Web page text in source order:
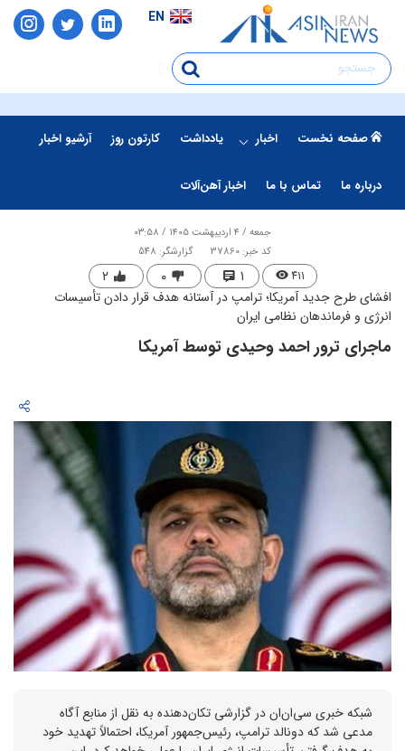
EN
صفحه نخست اخبار یادداشت کارتون روز آرشیو اخبار
درباره ما تماس با ما اخبار آهن‌آلات
جمعه / ۴ اردیبهشت ۱۴۰۵ / ۰۳:۵۸
کد خبر: 37860
گزارشگر: 548
۴۱۱ ۱ ۰ ۲
افشای طرح جدید آمریکا؛ ترامپ در آستانه هدف قرار دادن تأسیسات
انرژی و فرماندهان نظامی ایران
ماجرای ترور احمد وحیدی توسط آمریکا
شبکه خبری سی‌ان‌ان در گزارشی تکان‌دهنده به نقل از منابع آگاه
مدعی شد که دونالد ترامپ، رئیس‌جمهور آمریکا، احتمالاً تهدید خود